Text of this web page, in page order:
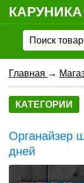
КАРУНИКА
Главная →
КАТЕГОРИИ
Органайзер
дней